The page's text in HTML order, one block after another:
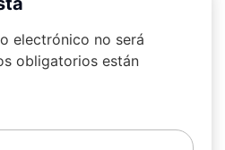
electrónico no será
obligatorios están